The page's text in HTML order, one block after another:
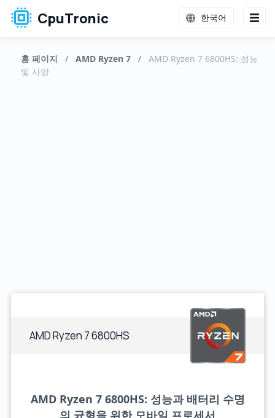
CpuTronic 한국어
홈 페이지 / AMD Ryzen 7 /
AMD Ryzen 7 6800HS: 성능
및 사양
AMD Ryzen 7 6800HS
AMD Ryzen 7 6800HS: 성능과 배터리 수명
의 균형을 위한 모바일 프로세서